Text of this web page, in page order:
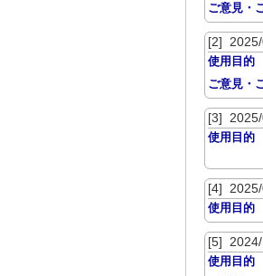
ご意見・
[2] 2025/
使用目的
ご意見・
[3]
使用目的
[4]
使用目的
[5]
使用目的